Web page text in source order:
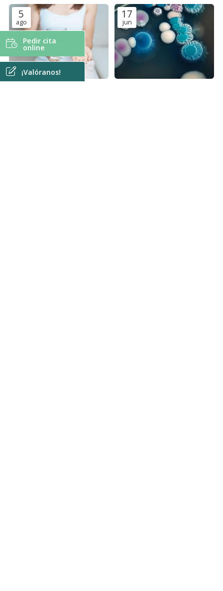
5
ago
17
jun
Pedir cita
online
¡Valóranos!